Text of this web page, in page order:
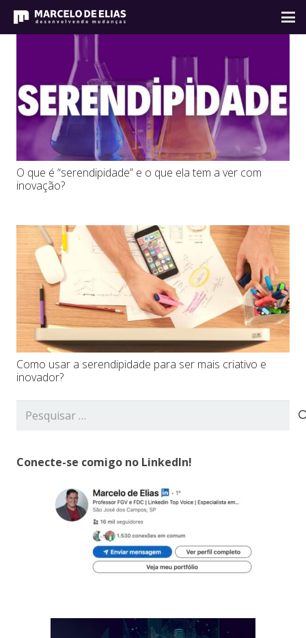
O que é “serendipidade” e o que ela tem a ver com
inovação?
Como usar a serendipidade para ser mais criativo e
inovador?
Pesquisar
Conecte-se comigo no LinkedIn!